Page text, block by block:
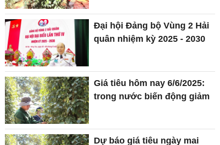
Đại hội Đảng bộ Vùng 2 Hải
quân nhiệm kỳ 2025 - 2030
Giá tiêu hôm nay 6/6/2025:
trong nước biến động giảm
Dự báo giá tiêu ngày mai